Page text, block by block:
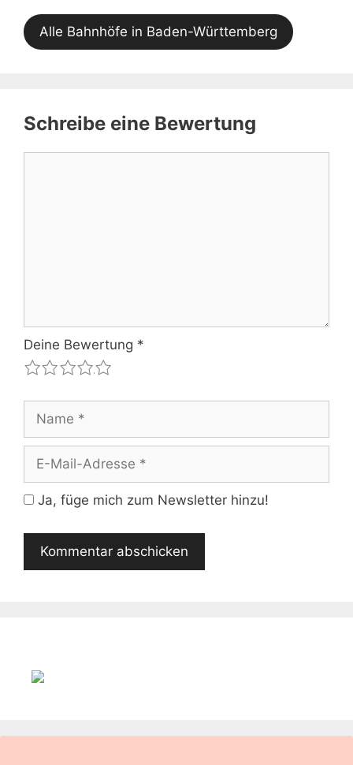
Alle Bahnhöfe in Baden-Württemberg
Schreibe eine Bewertung
Deine Bewertung *
4
3
2
1
Name
Adresse
Ja, füge mich zum Newsletter hinzu!